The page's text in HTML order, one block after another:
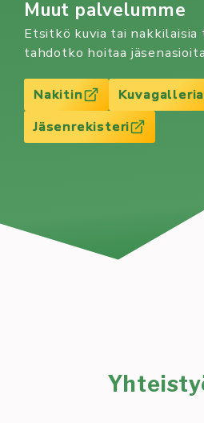
Muut palvelumme
Etsitkö kuvia tai nakkilaisia
tahdotko hoitaa
Nakitin
Kuvagalleria
Jäsenrekisteri